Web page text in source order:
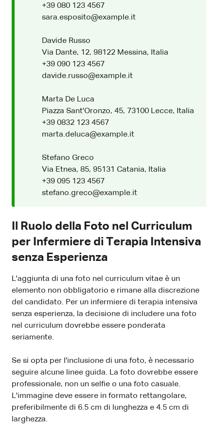
+39 080 123 4567
sara.esposito@example.it
Davide Russo
Via Dante, 12, 98122 Messina, Italia
+39 090 123 4567
davide.russo@example.it
Marta De Luca
Piazza Sant'Oronzo, 45, 73100 Lecce, Italia
+39 0832 123 4567
marta.deluca@example.it
Stefano Greco
Via Etnea, 85, 95131 Catania, Italia
+39 095 123 4567
stefano.greco@example.it
Il Ruolo della Foto nel Curriculum
per Infermiere di Terapia Intensiva
senza Esperienza
L'aggiunta di una foto nel curriculum vitae è un
elemento non obbligatorio e rimane alla discrezione
del candidato. Per un infermiere di terapia intensiva
senza esperienza, la decisione di includere una foto
nel curriculum dovrebbe essere ponderata
seriamente.
Se si opta per l'inclusione di una foto, è necessario
seguire alcune linee guida. La foto dovrebbe essere
professionale, non un selfie o una foto casuale.
L'immagine deve essere in formato rettangolare,
preferibilmente di 6.5 cm di lunghezza e 4.5 cm di
larghezza.